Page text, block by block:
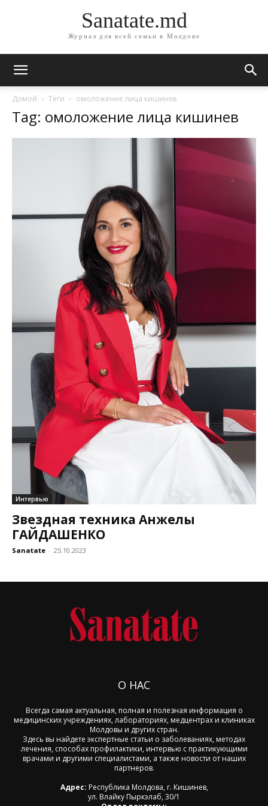
Sanatate.md
Журнал для всей семьи в Молдове
Домой Теги омоложение лица кишинев
Tag: омоложение лица кишинев
Интервью
Звездная техника Анжелы
ГАЙДАШЕНКО
Sanatate - 25.10.2023
О НАС
Всегда самая актуальная, полная и полезная информация о
медицинских учреждениях, лабораториях, медцентрах и клиниках
Молдовы и других стран.
Здесь вы найдете экспертные статьи о заболеваниях, методах
лечения, способах профилактики, интервью с практикующими
врачами и другими специалистами, а также новости от наших
партнеров.
Адрес: Республика Молдова, г. Кишинев,
ул. Влайку Пыркэлаб, 30/1